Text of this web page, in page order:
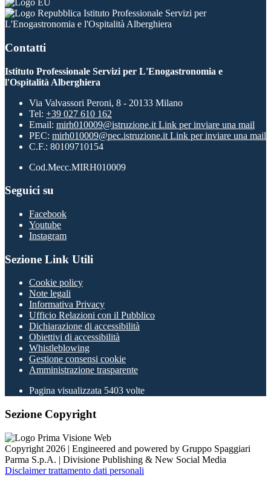
Istituto Professionale Servizi per
L'Enogastronomia e l'Ospitalità Alberghiera
Contatti
Istituto Professionale Servizi per L'Enogastronomia e
l'Ospitalità Alberghiera
Via Valvassori Peroni, 8 - 20133 Milano
Tel: +39 027 610 162
Email: mirh010009@istruzione.it Link per inviare una mail
PEC: mirh010009@pec.istruzione.it Link per inviare una mail
C.F.: 80109710154
Cod.Mecc.MIRH010009
Seguici su
Facebook
Youtube
Instagram
Sezione Link Utili
Cookie policy
Note legali
Informativa Privacy
Ufficio Relazioni con il Pubblico
Dichiarazione di accessibilità
Obiettivi di accessibilità
Whistleblowing
Gestione consensi cookie
Amministrazione trasparente
Pagina visualizzata 5403 volte
Sezione Copyright
Copyright 2026 | Engineered and powered by Gruppo Spaggiari
Parma S.p.A. | Divisione Publishing & New Social Media
Disclaimer trattamento dati personali